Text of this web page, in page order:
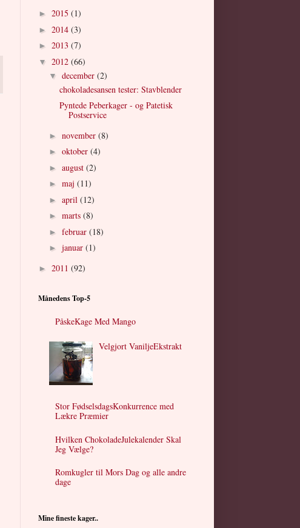
► 2015 (1)
► 2014 (3)
► 2013 (7)
▼ 2012 (66)
▼ december (2)
chokoladesansen tester: Stavblender
Pyntede Peberkager - og Patetisk
Postservice
► november (8)
► oktober (4)
► august (2)
► maj (11)
► april (12)
► marts (8)
► februar (18)
► januar (1)
► 2011 (92)
Månedens Top-5
PåskeKage Med Mango
Velgjort VaniljeEkstrakt
Stor FødselsdagsKonkurrence med
Lækre Præmier
Hvilken ChokoladeJulekalender Skal
Jeg Vælge?
Romkugler til Mors Dag og alle andre
dage
Mine fineste kager..